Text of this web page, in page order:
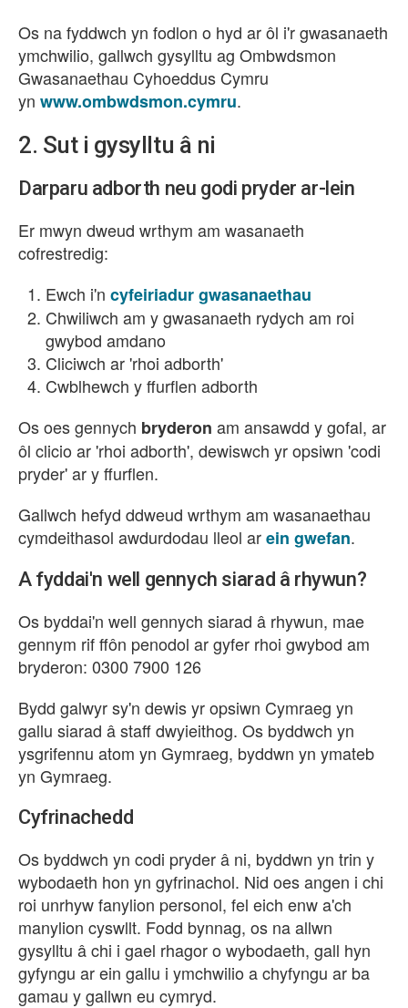
Os na fyddwch yn fodlon o hyd ar ôl i'r gwasanaeth
ymchwilio, gallwch gysylltu ag Ombwdsmon
Gwasanaethau Cyhoeddus Cymru
yn www.ombwdsmon.cymru.
2. Sut i gysylltu â ni
Darparu adborth neu godi pryder ar-lein
Er mwyn dweud wrthym am wasanaeth
cofrestredig:
Ewch i'n cyfeiriadur gwasanaethau
Chwiliwch am y gwasanaeth rydych am roi
gwybod amdano
Cliciwch ar 'rhoi adborth'
Cwblhewch y ffurflen adborth
Os oes gennych bryderon am ansawdd y gofal, ar
ôl clicio ar 'rhoi adborth', dewiswch yr opsiwn 'codi
pryder' ar y ffurflen.
Gallwch hefyd ddweud wrthym am wasanaethau
cymdeithasol awdurdodau lleol arein gwefan.
A fyddai'n well gennych siarad â rhywun?
Os byddai'n well gennych siarad â rhywun, mae
gennym rif ffôn penodol ar gyfer rhoi gwybod am
bryderon: 0300 7900 126
Bydd galwyr sy'n dewis yr opsiwn Cymraeg yn
gallu siarad â staff dwyieithog. Os byddwch yn
ysgrifennu atom yn Gymraeg, byddwn yn ymateb
yn Gymraeg.
Cyfrinachedd
Os byddwch yn codi pryder â ni, byddwn yn trin y
wybodaeth hon yn gyfrinachol. Nid oes angen i chi
roi unrhyw fanylion personol, fel eich enw a'ch
manylion cyswllt. Fodd bynnag, os na allwn
gysylltu â chi i gael rhagor o wybodaeth, gall hyn
gyfyngu ar ein gallu i ymchwilio a chyfyngu ar ba
gamau y gallwn eu cymryd.